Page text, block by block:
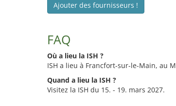
Ajouter des fournisseurs !
FAQ
Où a lieu la ISH ?
ISH a lieu à Francfort-sur-le-Main, au
Quand a lieu la ISH ?
Visitez la ISH du 15. - 19. mars 2027.